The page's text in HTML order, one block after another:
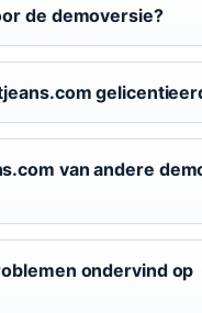
de demoversie?
van andere
ondervind op